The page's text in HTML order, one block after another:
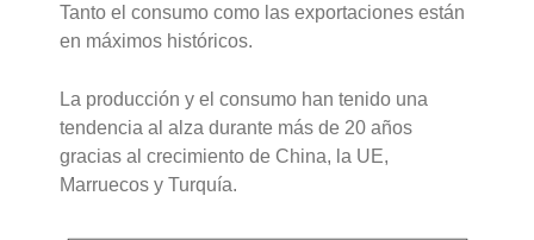
Tanto el consumo como las exportaciones están
en máximos históricos.
La producción y el consumo han tenido una
tendencia al alza durante más de 20 años
gracias al crecimiento de China, la UE,
Marruecos y Turquía.